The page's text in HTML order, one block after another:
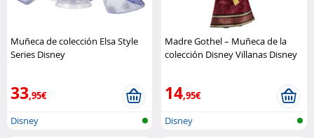
Muñeca de colección Elsa Style
Series Disney
33,95€
Disney
Madre Gothel – Muñeca de la
colección Disney Villanas Disney
14,95€
Disney